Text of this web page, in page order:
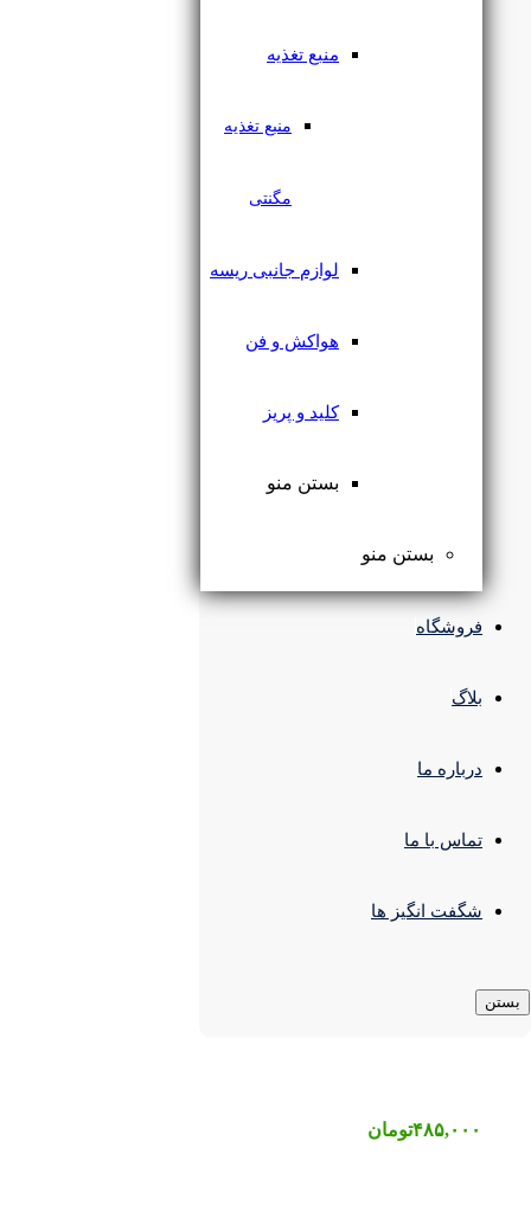
منبع تغذیه
منبع تغذیه
مگنتی
لوازم جانبی ریسه
هواکش و فن
کلید و پریز
بستن منو
بستن منو
فروشگاه
بلاگ
درباره ما
تماس با ما
شگفت انگیز ها
بستن
۱,۸۴۰,۰۰۰تومان
در انبار موجود نمی باشد
۴۸۵,۰۰۰تومان